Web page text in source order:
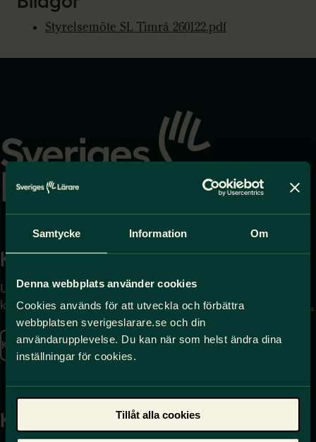
Samtycke Information Om
Denna webbplats använder cookies
Cookies används för att utveckla och förbättra
webbplatsen sverigeslarare.se och din
användarupplevelse. Du kan när som helst ändra dina
inställningar för cookies.
Tillåt alla cookies
Styrelsemöte SL Timrå 260122.pdf
startsidan
Kontakta
Uppgifter om hur du
kontaktar oss finns här.
Kontakta oss
Press
Journalist – du når oss
på press@sverigeslarare.
se
Kansli